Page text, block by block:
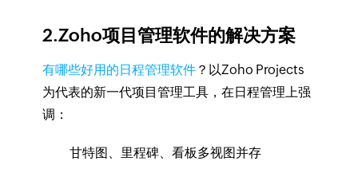
2.Zoho项目管理软件的解决方案
有哪些好用的日程管理软件？以Zoho Projects
为代表的新一代项目管理工具，在日程管理上强
调：
甘特图、里程碑、看板多视图并存